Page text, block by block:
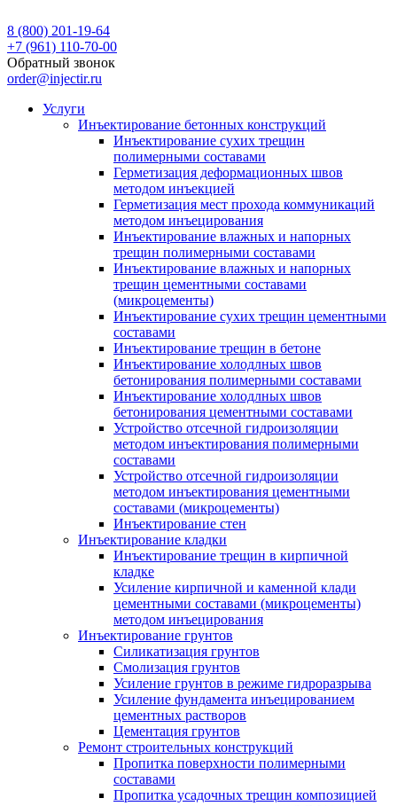
8 (800) 201-19-64
+7 (961) 110-70-00
Обратный звонок
order@injectir.ru
Услуги
Инъектирование бетонных конструкций
Инъектирование сухих трещин
полимерными составами
Герметизация деформационных швов
методом инъекцией
Герметизация мест прохода коммуникаций
методом инъецирования
Инъектирование влажных и напорных
трещин полимерными составами
Инъектирование влажных и напорных
трещин цементными составами
(микроцементы)
Инъектирование сухих трещин цементными
составами
Инъектирование трещин в бетоне
Инъектирование холодлных швов
бетонирования полимерными составами
Инъектирование холодлных швов
бетонирования цементными составами
Устройство отсечной гидроизоляции
методом инъектирования полимерными
составами
Устройство отсечной гидроизоляции
методом инъектирования цементными
составами (микроцементы)
Инъектирование стен
Инъектирование кладки
Инъектирование трещин в кирпичной
кладке
Усиление кирпичной и каменной клади
цементными составами (микроцементы)
методом инъецирования
Инъектирование грунтов
Силикатизация грунтов
Смолизация грунтов
Усиление грунтов в режиме гидроразрыва
Усиление фундамента инъецированием
цементных растворов
Цементация грунтов
Ремонт строительных конструкций
Пропитка поверхности полимерными
составами
Пропитка усадочных трещин композицией